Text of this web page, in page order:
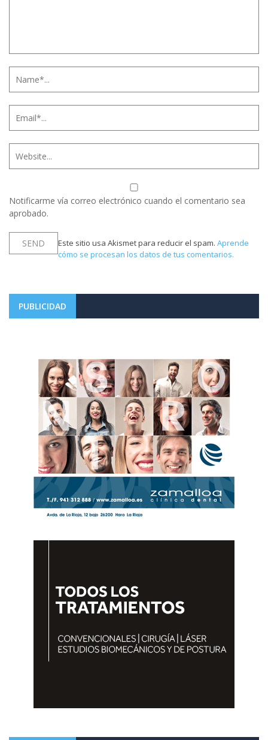
Notificarme vía correo electrónico cuando el comentario sea
aprobado.
Este sitio usa Akismet para reducir el spam. Aprende
cómo se procesan los datos de tus comentarios.
PUBLICIDAD